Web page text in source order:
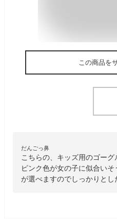
この商品を
だんごっ鼻
こちらの、キッズ用のゴー
ピンク色が女の子に似合い
が選べますのでしっかりとし